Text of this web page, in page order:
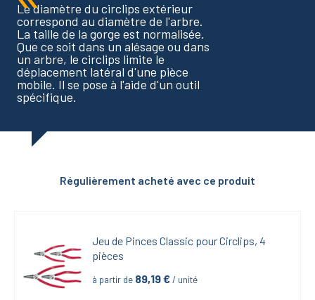
Le diamètre du circlips extérieur
correspond au diamètre de l'arbre.
La taille de la gorge est normalisée.
Que ce soit dans un alésage ou dans
un arbre, le circlips limite le
déplacement latéral d'une pièce
mobile. Il se pose à l'aide d'un outil
spécifique.
Régulièrement acheté avec ce produit
Jeu de Pinces Classic pour Circlips, 4
pièces
à partir de 89,19 € / unité